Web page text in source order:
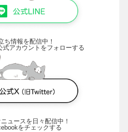
ち情報を配信中！
式アカウントをフォローする
ュースを日々配信中！
をチェックする